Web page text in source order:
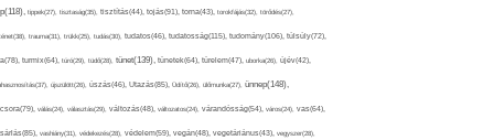
tippek(27), tisztaság(35), tisztítás(44), tojás(91), torna(43), torokfájás(32), törődés(27),
trauma(31), trükk(25), tudás(30), tudatos(46), tudatosság(115), tudomány(106), túlsúly(72),
turmix(64), túró(29), tüdő(28), tünet(139), tünetek(64), türelem(47), uborka(26), újév(42),
újszülött(26), úszás(46), Utazás(85), Üdítő(26), ülőmunka(27), ünnep(148),
válás(24), választás(29), változás(48), változatos(24), várandósság(54), város(24), vas(64),
vashiány(31), védekezés(28), védelem(59), vegán(48), vegetáriánus(43), vegyszer(28),